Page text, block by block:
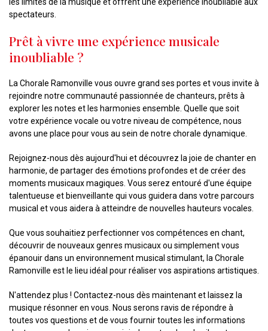
spectateurs.
Prêt à vivre une expérience musicale
inoubliable ?
La Chorale Ramonville vous ouvre grand ses portes et vous invite à
rejoindre notre communauté passionnée de chanteurs, prêts à
explorer les notes et les harmonies ensemble. Quelle que soit
votre expérience vocale ou votre niveau de compétence, nous
avons une place pour vous au sein de notre chorale dynamique.
Rejoignez-nous dès aujourd'hui et découvrez la joie de chanter en
harmonie, de partager des émotions profondes et de créer des
moments musicaux magiques. Vous serez entouré d'une équipe
talentueuse et bienveillante qui vous guidera dans votre parcours
musical et vous aidera à atteindre de nouvelles hauteurs vocales.
Que vous souhaitiez perfectionner vos compétences en chant,
découvrir de nouveaux genres musicaux ou simplement vous
épanouir dans un environnement musical stimulant, la Chorale
Ramonville est le lieu idéal pour réaliser vos aspirations artistiques.
N'attendez plus ! Contactez-nous dès maintenant et laissez la
musique résonner en vous. Nous serons ravis de répondre à
toutes vos questions et de vous fournir toutes les informations